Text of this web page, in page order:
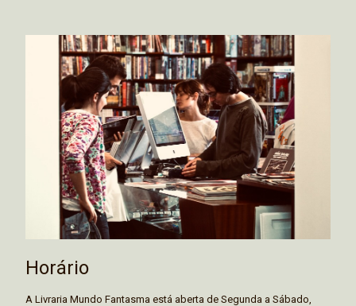
Horário
A Livraria Mundo Fantasma está aberta de Segunda a Sábado,